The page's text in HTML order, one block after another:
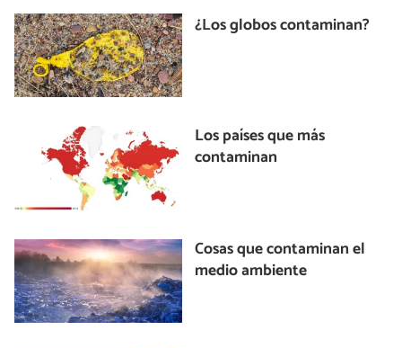
¿Los globos contaminan?
Los países que más
contaminan
Cosas que contaminan el
medio ambiente